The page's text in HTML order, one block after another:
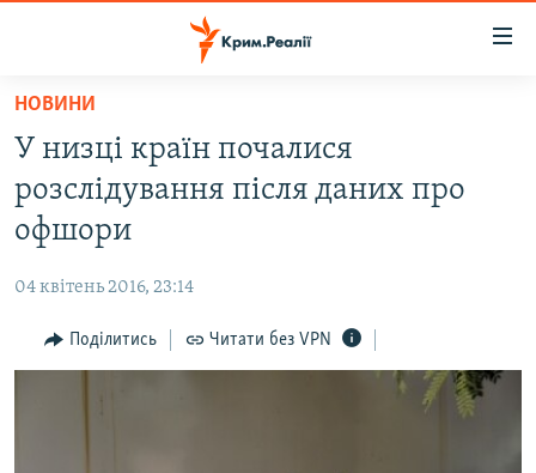
Перейти
основного
матеріалу
Перейти
до
основної
Перейти
до
ВОДА.КРИМ
ВІДЕО ТА ФОТО
БЛОГИ
ПОГЛЯД
НОВИНИ
У низці країн почалися
розслідування після даних про
офшори
04 квітень 2016, 23:14
Поділитись Читати без VPN